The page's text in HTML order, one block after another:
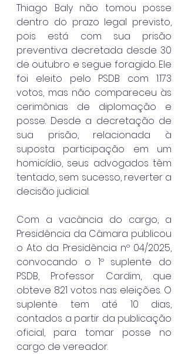
Thiago Baly não tomou posse
dentro do prazo legal previsto,
pois está com sua prisão
preventiva decretada desde 30
de outubro e segue foragido. Ele
foi eleito pelo PSDB com 1.173
votos, mas não compareceu às
cerimônias de diplomação e
posse. Desde a decretação de
sua prisão, relacionada à
suposta participação em um
homicídio, seus advogados têm
tentado, sem sucesso, reverter a
decisão judicial.
Com a vacância do cargo, a
Presidência da Câmara publicou
o Ato da Presidência nº 04/2025,
convocando o 1º suplente do
PSDB, Professor Cardim, que
obteve 821 votos nas eleições. O
suplente tem até 10 dias,
contados a partir da publicação
oficial, para tomar posse no
cargo de vereador.